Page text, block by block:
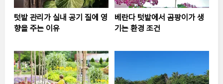
텃밭 관리가 실내 공기 질에 영
향을 주는 이유
베란다 텃밭에서 곰팡이가 생
기는 환경 조건